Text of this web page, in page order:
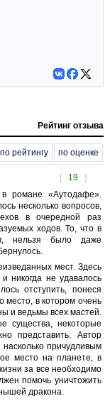
Рейтинг отзыва
по рейтингу по оценке
[ 19 ]
романе «Аутодафе».
несколько вопросов,
в очередной раз
ходов. То, что в
нельзя было даже
мест. Здесь
никогда не удавалось
отступить, понеся
в котором очень
и ведьмы всех мастей.
существа, некоторые
представить. Автор
причудливым
место на планете, в
за все необходимо
помочь уничтожить
дракона.